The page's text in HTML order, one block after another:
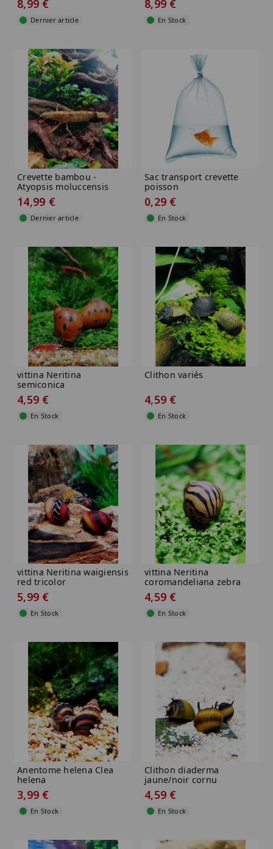
8,99 €
Dernier article
8,99 €
En Stock
Crevette bambou -
Atyopsis moluccensis
14,99 €
Dernier article
Sac transport crevette
poisson
0,29 €
En Stock
vittina Neritina
semiconica
4,59 €
En Stock
Clithon variés
4,59 €
En Stock
vittina Neritina waigiensis
red tricolor
5,99 €
En Stock
vittina Neritina
coromandeliana zebra
4,59 €
En Stock
Anentome helena Clea
helena
3,99 €
En Stock
Clithon diaderma
jaune/noir cornu
4,59 €
En Stock